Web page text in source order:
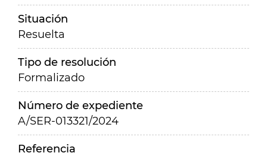
Situación
Resuelta
Tipo de resolución
Formalizado
Número de expediente
A/SER-013321/2024
Referencia